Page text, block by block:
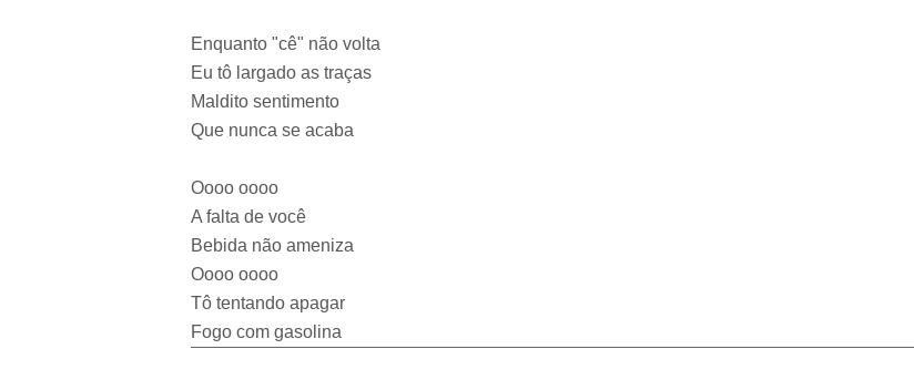
Enquanto "cê" não volta
Eu tô largado as traças
Maldito sentimento
Que nunca se acaba
Oooo oooo
A falta de você
Bebida não ameniza
Oooo oooo
Tô tentando apagar
Fogo com gasolina